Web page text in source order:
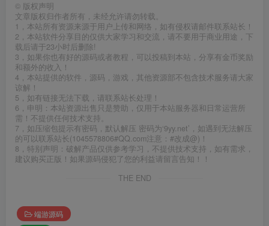
© 版权声明
文章版权归作者所有，未经允许请勿转载。
1，本站所有资源来源于用户上传和网络，如有侵权请邮件联系站长！
2，本站软件分享目的仅供大家学习和交流，请不要用于商业用途，下
载后请于23小时后删除!
3，如果你也有好的源码或者教程，可以投稿到本站，分享有金币奖励
和额外的收入！
4，本站提供的软件，源码，游戏，其他资源部不包含技术服务请大家
谅解！
5，如有链接无法下载，请联系站长处理！
6，申明：本站资源出售只是赞助，仅用于本站服务器和日常运营所
需！不提供任何技术支持。
7，如压缩包提示有密码，默认解压 密码为‘9yy.net’，如遇到无法解压
的可以联系站长(1045578806#QQ.com注意：#改成@)！
8，特别声明：破解产品仅供参考学习，不提供技术支持，如有需求，
建议购买正版！如果源码侵犯了您的利益请留言告知！！
THE END
端游源码